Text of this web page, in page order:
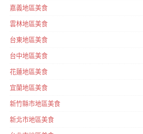
嘉義地區美食
雲林地區美食
台東地區美食
台中地區美食
花蓮地區美食
宜蘭地區美食
新竹縣市地區美食
新北市地區美食